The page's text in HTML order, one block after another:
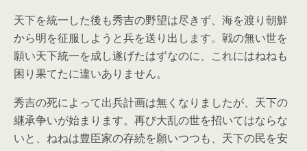
天下を統一した後も秀吉の野望は尽きず、海を渡り朝鮮
から明を征服しようと兵を送り出します。戦の無い世を
願い天下統一を成し遂げたはずなのに、これにはねねも
困り果てたに違いありません。
秀吉の死によって出兵計画は無くなりましたが、天下の
継承争いが始まります。再び大乱の世を招いてはならな
いと、ねねは豊臣家の存続を願いつつも、天下の民を安